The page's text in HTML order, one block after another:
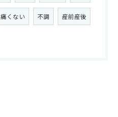
痛くない 不調 産前産後